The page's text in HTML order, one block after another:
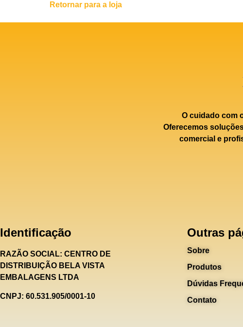
Retornar para a loja
O cuidado com
Oferecemos
comercial e
Identificação
RAZÃO SOCIAL: CENTRO DE
DISTRIBUIÇÃO BELA VISTA
EMBALAGENS LTDA
CNPJ: 60.531.905/0001-10
Outras
Sobre
Produtos
Dúvidas
Contato